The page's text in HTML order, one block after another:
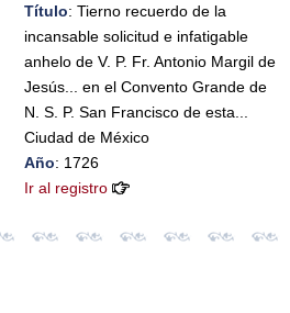
Título: Tierno recuerdo de la
incansable solicitud e infatigable
anhelo de V. P. Fr. Antonio Margil de
Jesús... en el Convento Grande de
N. S. P. San Francisco de esta...
Ciudad de México
Año: 1726
Ir al registro